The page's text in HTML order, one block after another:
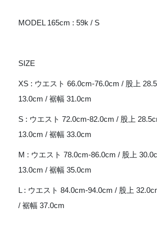
MODEL 165cm : 59k / S
SIZE
XS : ウエスト 66.0cm-76.0cm / 股上
13.0cm / 裾幅 31.0cm
S : ウエスト 72.0cm-82.0cm / 股上
13.0cm / 裾幅 33.0cm
M : ウエスト 78.0cm-86.0cm / 股上
13.0cm / 裾幅 35.0cm
L : ウエスト 84.0cm-94.0cm / 股上
/ 裾幅 37.0cm